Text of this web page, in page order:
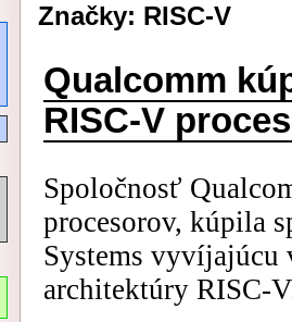
Značky: RISC-V
Qualcomm
RISC-V
Spoločnosť
procesorov, kúpila
Systems vyvíjajúcu
architektúry RISC-